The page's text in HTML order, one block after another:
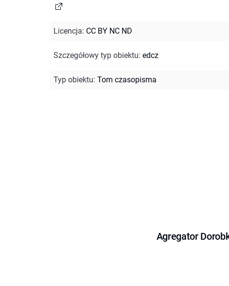
Licencja: CC BY NC ND
Szczegółowy typ obiektu: edcz
Typ obiektu: Tom czasopisma
Agregator